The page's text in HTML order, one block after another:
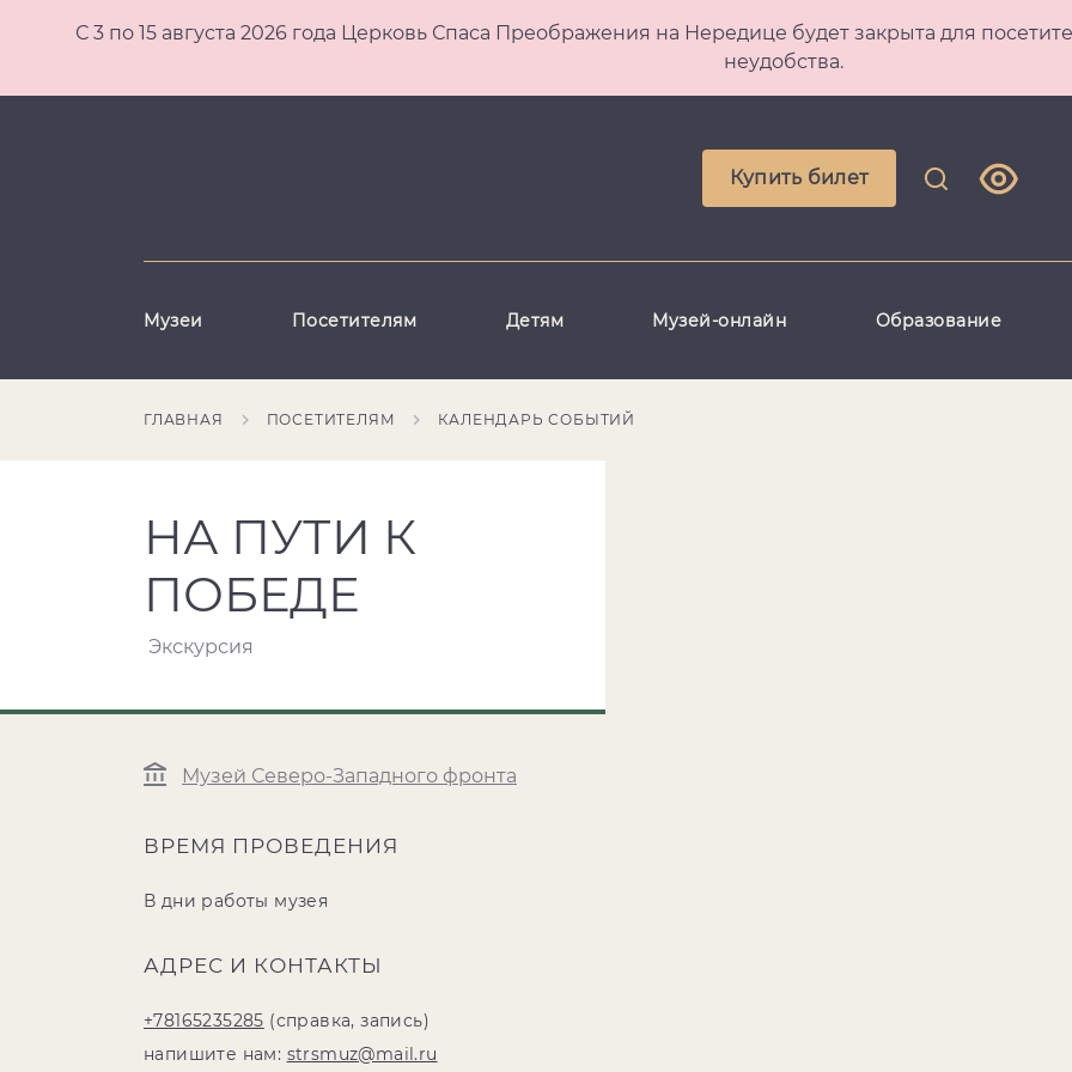
С 3 по 15 августа 2026 года Церковь Спаса Преображения на Нередице будет закрыта для
неудобства.
Купить билет
Музеи Посетителям Детям Музей-онлайн Образование
ГЛАВНАЯ ПОСЕТИТЕЛЯМ КАЛЕНДАРЬ СОБЫТИЙ
НА ПУТИ К
ПОБЕДЕ
Экскурсия
Музей Северо-Западного фронта
ВРЕМЯ ПРОВЕДЕНИЯ
В дни работы музея
АДРЕС И КОНТАКТЫ
+78165235285 (справка, запись)
напишите нам: strsmuz@mail.ru